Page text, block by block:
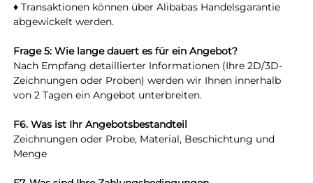
♦ Transaktionen können über Alibabas Handelsgarantie
abgewickelt werden.
Frage 5: Wie lange dauert es für ein Angebot?
Nach Empfang detaillierter Informationen (Ihre 2D/3D-
Zeichnungen oder Proben) werden wir Ihnen innerhalb
von 2 Tagen ein Angebot unterbreiten.
F6. Was ist Ihr Angebotsbestandteil
Zeichnungen oder Probe, Material, Beschichtung und
Menge